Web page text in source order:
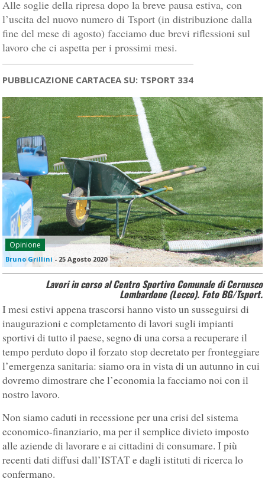
Alle soglie della ripresa dopo la breve pausa estiva, con
l’uscita del nuovo numero di Tsport (in distribuzione dalla
fine del mese di agosto) facciamo due brevi riflessioni sul
lavoro che ci aspetta per i prossimi mesi.
PUBBLICAZIONE CARTACEA SU: TSPORT 334
Opinione
Bruno Grillini - 25 Agosto 2020
Lavori in corso al Centro Sportivo Comunale di Cernusco
Lombardone (Lecco). Foto BG/Tsport.
I mesi estivi appena trascorsi hanno visto un susseguirsi di
inaugurazioni e completamento di lavori sugli impianti
sportivi di tutto il paese, segno di una corsa a recuperare il
tempo perduto dopo il forzato stop decretato per fronteggiare
l’emergenza sanitaria: siamo ora in vista di un autunno in cui
dovremo dimostrare che l’economia la facciamo noi con il
nostro lavoro.
Non siamo caduti in recessione per una crisi del sistema
economico-finanziario, ma per il semplice divieto imposto
alle aziende di lavorare e ai cittadini di consumare. I più
recenti dati diffusi dall’ISTAT e dagli istituti di ricerca lo
confermano.